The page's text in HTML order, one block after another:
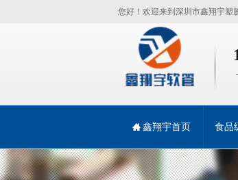
您好！欢迎来到深圳市鑫翔宇塑
鑫翔宇首页 食品